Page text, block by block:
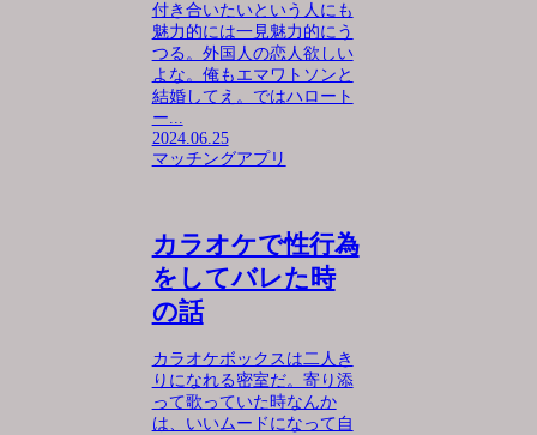
付き合いたいという人にも
魅力的には一見魅力的にう
つる。外国人の恋人欲しい
よな。俺もエマワトソンと
結婚してえ。ではハロート
ー...
2024.06.25
マッチングアプリ
カラオケで性行為
をしてバレた時
の話
カラオケボックスは二人き
りになれる密室だ。寄り添
って歌っていた時なんか
は、いいムードになって自